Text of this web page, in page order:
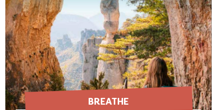
BREATHE